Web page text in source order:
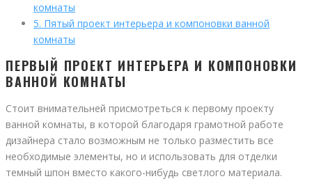
комнаты
5. Пятый проект интерьера и компоновки ванной
комнаты
ПЕРВЫЙ ПРОЕКТ ИНТЕРЬЕРА И КОМПОНОВКИ
ВАННОЙ КОМНАТЫ
Стоит внимательней присмотреться к первому проекту
ванной комнаты, в которой благодаря грамотной работе
дизайнера стало возможным не только разместить все
необходимые элементы, но и использовать для отделки
темный шпон вместо какого-нибудь светлого материала.